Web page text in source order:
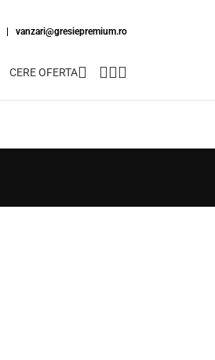
| vanzari@gresiepremium.ro
CERE OFERTA